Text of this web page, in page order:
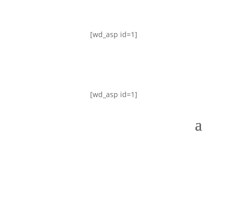
[wd_asp id=1]
[wd_asp id=1]